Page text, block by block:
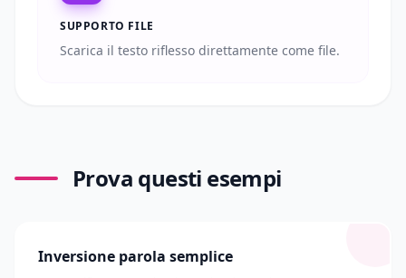
SUPPORTO FILE
Scarica il testo riflesso direttamente come file.
Prova questi esempi
Inversione parola semplice